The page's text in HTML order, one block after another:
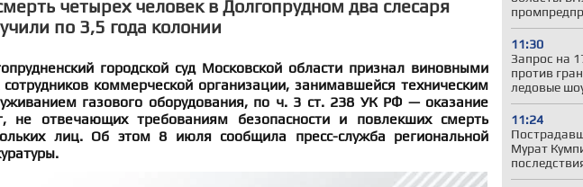
11:30
Запрос на
против
ледовые
11:24
Мурат
четырех человек в Долгопрудном два слесаря
по 3,5 года колонии
городской суд Московской области признал виновными
сотрудников коммерческой организации, занимавшейся техническим
газового оборудования, по ч. 3 ст. 238 УК РФ — оказание
не отвечающих требованиям безопасности и повлекших смерть
лиц. Об этом 8 июля сообщила пресс-служба региональной